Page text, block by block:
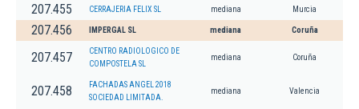
207.455 CERRAJERIA FELIX SL mediana Murcia
207.456 IMPERGAL SL mediana Coruña
207.457
CENTRO RADIOLOGICO DE
COMPOSTELA SL
mediana Coruña
207.458
FACHADAS ANGEL 2018
SOCIEDAD LIMITADA.
mediana Valencia